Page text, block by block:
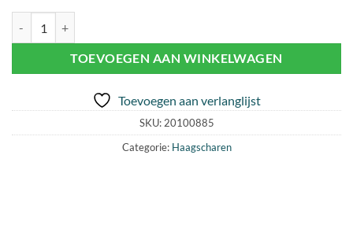
TOEVOEGEN AAN WINKELWAGEN
Toevoegen aan verlanglijst
SKU: 20100885
Categorie: Haagscharen